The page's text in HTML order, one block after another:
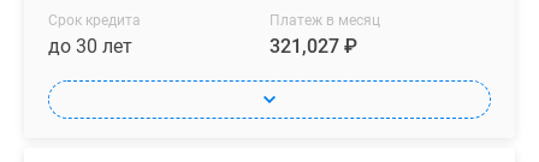
Срок кредита
до 30 лет
Платеж в месяц
321,027 ₽